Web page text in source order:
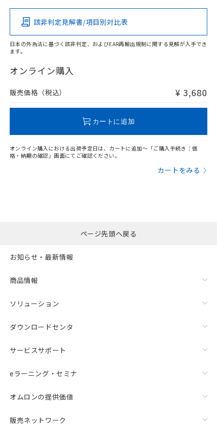
O
在庫等で未対応品が混在する可能性があります。
問い合わせください。
該非判定見解書/項目別対比表
日本の外為法に基づく該非判定、およびEAR再輸出規制に関する見解が入手でき
ます。
オンライン購入
販売価格（税込） ¥ 3,680
カートに追加
オンライン購入における出荷予定日は、カートに追加～「ご購入手続き：価
格・納期の確認」画面にてご確認ください。
カートをみる
ページ先頭へ戻る
お知らせ・最新情報
商品情報
ソリューション
ダウンロードセンタ
サービスサポート
eラーニング・セミナ
オムロンの提供価値
販売ネットワーク